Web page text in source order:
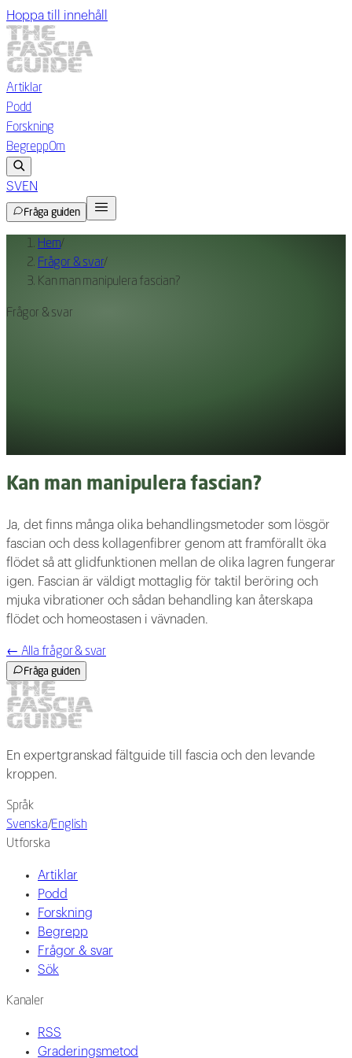
Hoppa till innehåll
Artiklar
Podd
Forskning
BegreppOm
SVEN
Fråga guiden
Hem/
Frågor & svar/
Kan man manipulera fascian?
Frågor & svar
Kan man manipulera fascian?
Ja, det finns många olika behandlingsmetoder som lösgör
fascian och dess kollagenfibrer genom att framförallt öka
flödet så att glidfunktionen mellan de olika lagren fungerar
igen. Fascian är väldigt mottaglig för taktil beröring och
mjuka vibrationer och sådan behandling kan återskapa
flödet och homeostasen i vävnaden.
← Alla frågor & svar
Fråga guiden
En expertgranskad fältguide till fascia och den levande
kroppen.
Språk
Svenska/English
Utforska
Artiklar
Podd
Forskning
Begrepp
Frågor & svar
Sök
Kanaler
RSS
Graderingsmetod